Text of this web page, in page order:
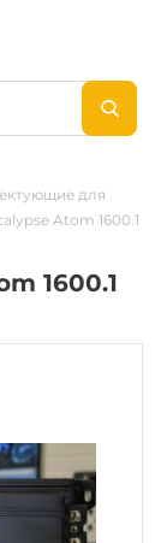
для
Atom 1600.1
1600.1